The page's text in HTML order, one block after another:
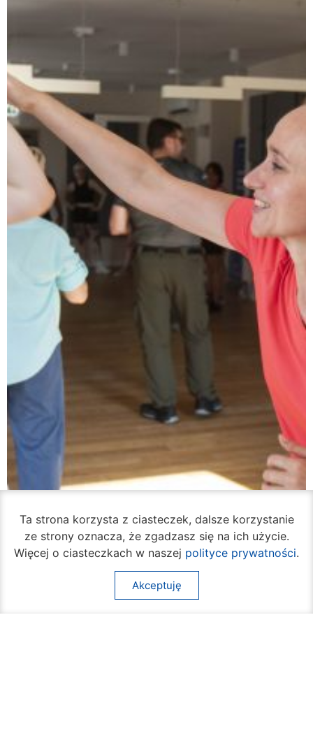
Ta strona korzysta z ciasteczek, dalsze korzystanie
ze strony oznacza, że zgadzasz się na ich użycie.
Więcej o ciasteczkach w naszej polityce prywatności.
Akceptuję